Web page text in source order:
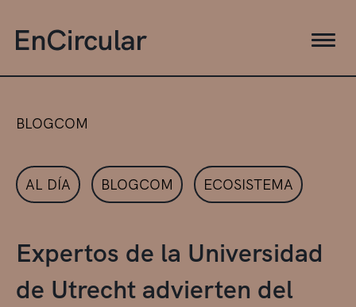
BLOGCOM
AL DÍA BLOGCOM ECOSISTEMA
Expertos de la Universidad
de Utrecht advierten del